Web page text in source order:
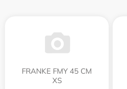
FRANKE FMY 45 CM
XS